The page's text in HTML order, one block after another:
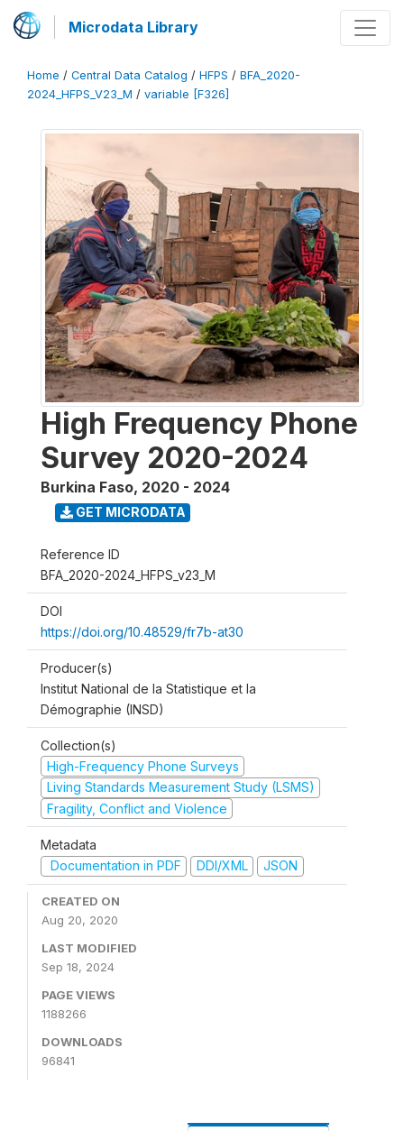
Microdata Library
Home / Central Data Catalog / HFPS / BFA_2020-
2024_HFPS_V23_M / variable [F326]
High Frequency Phone
Survey 2020-2024
Burkina Faso, 2020 - 2024
GET MICRODATA
Reference ID
BFA_2020-2024_HFPS_v23_M
DOI
https://doi.org/10.48529/fr7b-at30
Producer(s)
Institut National de la Statistique et la
Démographie (INSD)
Collection(s)
High-Frequency Phone Surveys
Living Standards Measurement Study (LSMS)
Fragility, Conflict and Violence
Metadata
Documentation in PDF
DDI/XML JSON
CREATED ON
Aug 20, 2020
LAST MODIFIED
Sep 18, 2024
PAGE VIEWS
1188266
DOWNLOADS
96841